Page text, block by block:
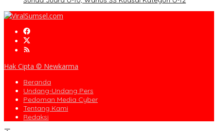
Hak Cipta © Newkarma
Beranda
Undang-Undang Pers
Pedoman Media Cyber
Tentang Kami
Redaksi